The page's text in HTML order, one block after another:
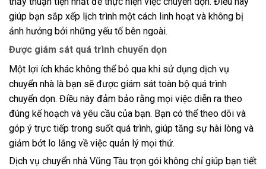
giúp bạn sắp xếp lịch trình một cách linh hoạt và không bị
ảnh hưởng bởi những yếu tố bên ngoài.
Được giám sát quá trình chuyển dọn
Một lợi ích khác không thể bỏ qua khi sử dụng dịch vụ
chuyển nhà là bạn sẽ được giám sát toàn bộ quá trình
chuyển dọn. Điều này đảm bảo rằng mọi việc diễn ra theo
đúng kế hoạch và yêu cầu của bạn. Bạn có thể theo dõi và
góp ý trực tiếp trong suốt quá trình, giúp tăng sự hài lòng và
giảm bớt lo lắng về việc quản lý mọi thứ.
Dịch vụ chuyển nhà Vũng Tàu trọn gói không chỉ giúp bạn tiết